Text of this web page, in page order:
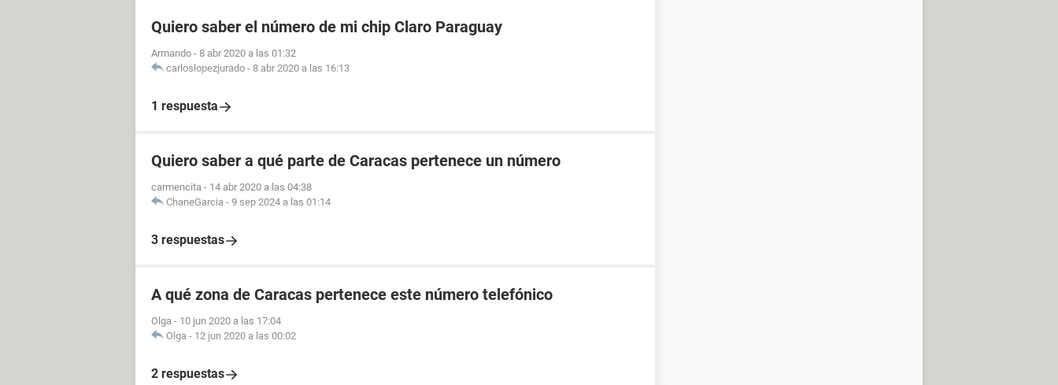
Quiero saber el número de mi chip Claro Paraguay
Armando - 8 abr 2020 a las 01:32
carloslopezjurado - 8 abr 2020 a las 16:13
1 respuesta
Quiero saber a qué parte de Caracas pertenece un número
carmencita - 14 abr 2020 a las 04:38
ChaneGarcia - 9 sep 2024 a las 01:14
3 respuestas
A qué zona de Caracas pertenece este número telefónico
Olga - 10 jun 2020 a las 17:04
Olga - 12 jun 2020 a las 00:02
2 respuestas